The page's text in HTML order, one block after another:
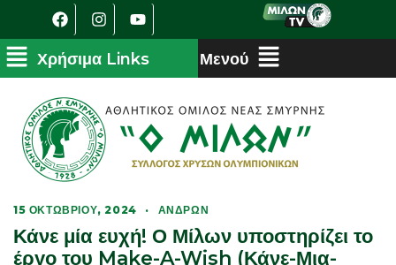
15 ΟΚΤΩΒΡΊΟΥ, 2024 · ΑΝΔΡΏΝ
Κάνε μία ευχή! Ο Μίλων υποστηρίζει το
έργο του Make-A-Wish (Κάνε-Μια-